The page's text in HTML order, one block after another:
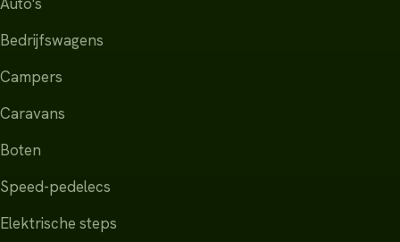
Bedrijfswagens
Campers
Caravans
Boten
Speed-pedelecs
Elektrische steps